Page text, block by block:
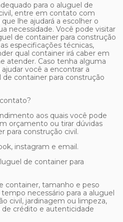
para o aluguel de
, entre em contato com
lhe ajudará a escolher o
necessidade. Você pode visitar
de container para construção
especificações técnicas,
qual container irá caber em
atender. Caso tenha alguma
você a encontrar a
de container para construção
aos quais você pode
orçamento ou tirar dúvidas
para construção civil.
instagram e email.
de container para
container, tamanho e peso
necessário para a aluguel
civil, jardinagem ou limpeza,
de crédito e autenticidade